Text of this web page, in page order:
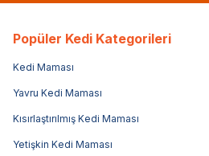
Popüler Kedi Kategorileri
Kedi Maması
Yavru Kedi Maması
Kısırlaştırılmış Kedi Maması
Yetişkin Kedi Maması